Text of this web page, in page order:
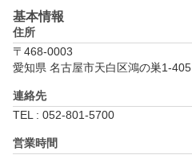
基本情報
住所
〒468-0003
愛知県 名古屋市天白区鴻の巣1-405
連絡先
TEL : 052-801-5700
営業時間